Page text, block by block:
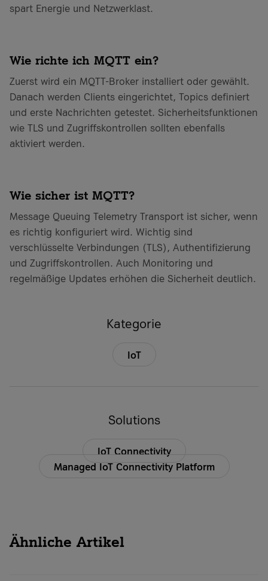
spart Energie und Netzwerklast.
Wie richte ich MQTT ein?
Zuerst wird ein MQTT-Broker installiert oder gewählt.
Danach werden Clients eingerichtet, Topics definiert
und erste Nachrichten getestet. Sicherheitsfunktionen
wie TLS und Zugriffskontrollen sollten ebenfalls
aktiviert werden.
Wie sicher ist MQTT?
Message Queuing Telemetry Transport ist sicher, wenn
es richtig konfiguriert wird. Wichtig sind
verschlüsselte Verbindungen (TLS), Authentifizierung
und Zugriffskontrollen. Auch Monitoring und
regelmäßige Updates erhöhen die Sicherheit deutlich.
Kategorie
IoT
Solutions
IoT Connectivity
Managed IoT Connectivity Platform
Ähnliche Artikel